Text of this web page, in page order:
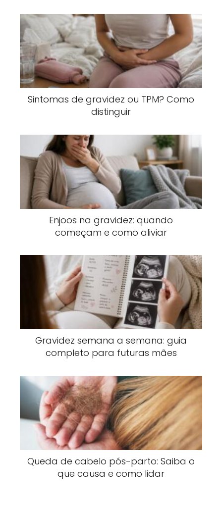
Sintomas de gravidez ou TPM? Como
distinguir
Enjoos na gravidez: quando
começam e como aliviar
Gravidez semana a semana: guia
completo para futuras mães
Queda de cabelo pós-parto: Saiba o
que causa e como lidar